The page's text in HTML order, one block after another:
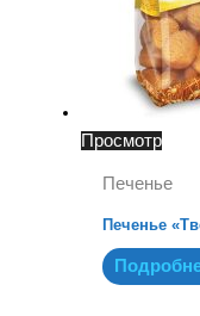
Просмотр
Печенье
Печенье